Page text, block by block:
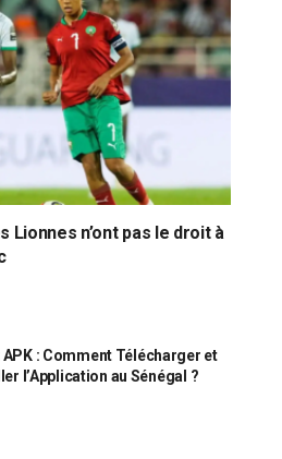
Lionnes n’ont pas le droit à
APK : Comment Télécharger et
l’Application au Sénégal ?